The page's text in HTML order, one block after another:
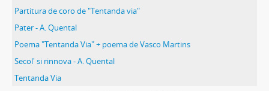
Partitura de coro de "Tentanda via"
Pater - A. Quental
Poema "Tentanda Via" + poema de Vasco Martins
Secol' si rinnova - A. Quental
Tentanda Via